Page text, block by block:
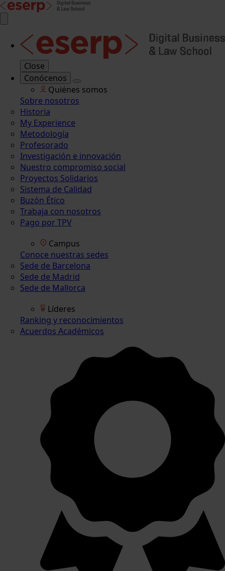
Close
Conócenos
Quiénes somos
Sobre nosotros
Historia
My Experience
Metodología
Profesorado
Investigación e innovación
Nuestro compromiso social
Proyectos Solidarios
Sistema de Calidad
Buzón Ético
Trabaja con nosotros
Pago por TPV
Campus
Conoce nuestras sedes
Sede de Barcelona
Sede de Madrid
Sede de Mallorca
Líderes
Ranking y reconocimientos
Acuerdos Académicos